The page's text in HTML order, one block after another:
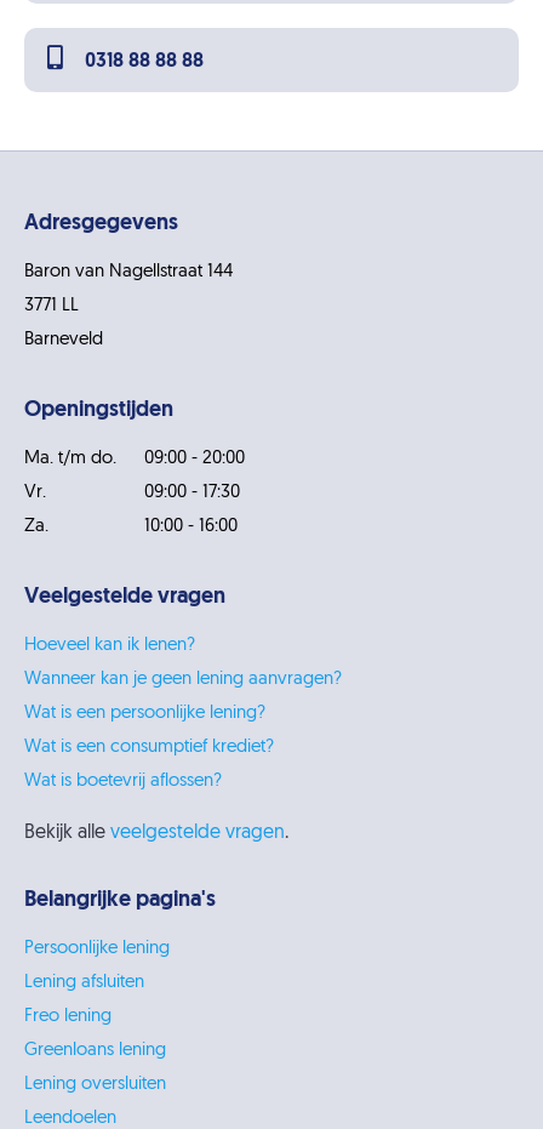
0318 88 88 88
Adresgegevens
Baron van Nagellstraat 144
3771 LL
Barneveld
Openingstijden
Ma. t/m do.
09:00 - 20:00
Vr.
09:00 - 17:30
Za.
10:00 - 16:00
Veelgestelde vragen
Hoeveel kan ik lenen?
Wanneer kan je geen lening aanvragen?
Wat is een persoonlijke lening?
Wat is een consumptief krediet?
Wat is boetevrij aflossen?
Bekijk alle veelgestelde vragen.
Belangrijke pagina's
Persoonlijke lening
Lening afsluiten
Freo lening
Greenloans lening
Lening oversluiten
Leendoelen